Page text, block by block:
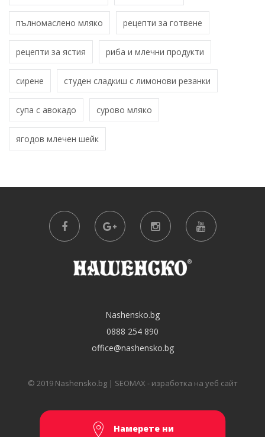
пълномаслено мляко рецепти за готвене
рецепти за ястия риба и млечни продукти
сирене студен сладкиш с лимонови резанки
супа с авокадо сурово мляко
ягодов млечен шейк
Nashensko.bg
0888 254 890
office@nashensko.bg
© 2019 Nashensko.bg | SEOMAX - изработка на уеб сайт
Намерете ни